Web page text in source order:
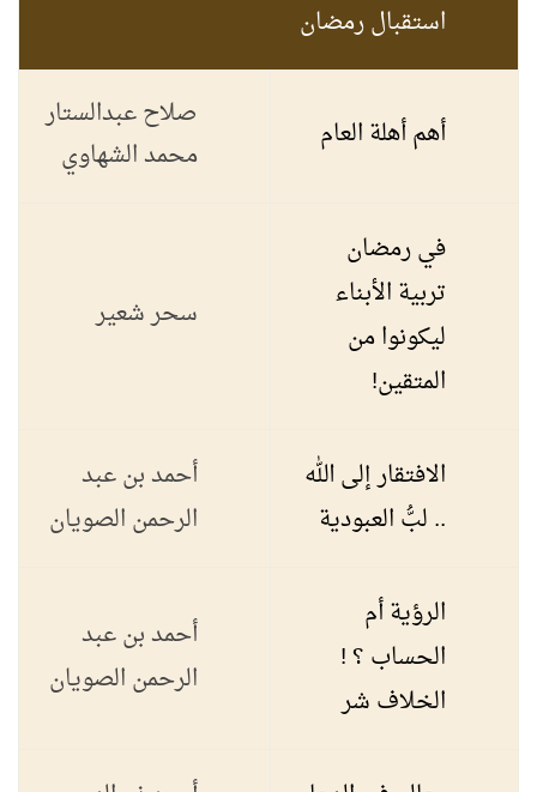
استقبال رمضان
أهم أهلة العام
صلاح عبدالستار
محمد الشهاوي
في رمضان
تربية الأبناء
ليكونوا من
المتقين!
سحر شعير
الافتقار إلى الله
.. لبُّ العبودية
أحمد بن عبد
الرحمن الصويان
الرؤية أم
الحساب ؟ !
الخلاف شر
أحمد بن عبد
الرحمن الصويان